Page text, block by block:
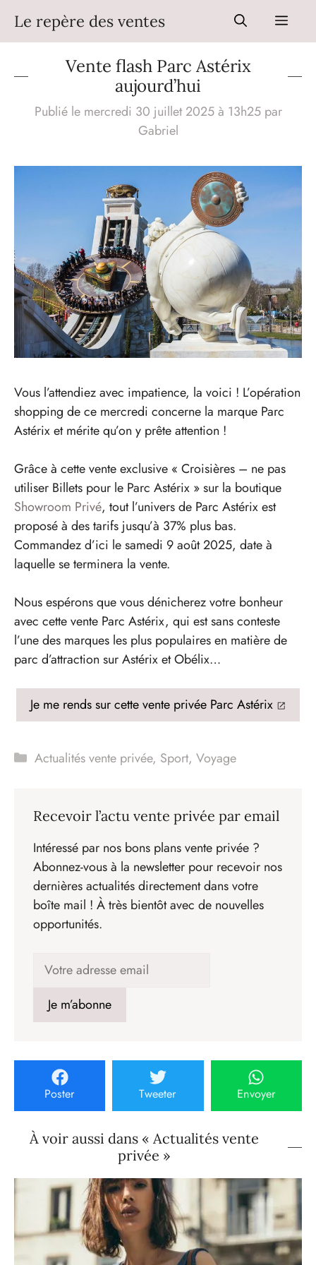
contenu
Le repère des ventes Menu
Vente flash Parc Astérix
aujourd’hui
Publié le mercredi 30 juillet 2025 à 13h25 par
Gabriel
Vous l’attendiez avec impatience, la voici ! L’opération
shopping de ce mercredi concerne la marque Parc
Astérix et mérite qu’on y prête attention !
Grâce à cette vente exclusive « Croisières – ne pas
utiliser Billets pour le Parc Astérix » sur la boutique
Showroom Privé, tout l’univers de Parc Astérix est
proposé à des tarifs jusqu’à 37% plus bas.
Commandez d’ici le samedi 9 août 2025, date à
laquelle se terminera la vente.
Nous espérons que vous dénicherez votre bonheur
avec cette vente Parc Astérix, qui est sans conteste
l’une des marques les plus populaires en matière de
parc d’attraction sur Astérix et Obélix…
Je me rends sur cette vente privée Parc Astérix
Catégories
Actualités vente privée, Sport, Voyage
Recevoir l’actu vente privée par email
Intéressé par nos bons plans vente privée ?
Abonnez-vous à la newsletter pour recevoir nos
dernières actualités directement dans votre
boîte mail ! À très bientôt avec de nouvelles
opportunités.
Poster Tweeter Envoyer
À voir aussi dans « Actualités vente
privée »